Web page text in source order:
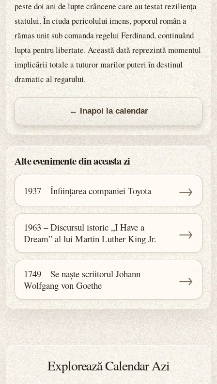
peste doi ani de lupte crâncene care au testat reziliența
statului. În ciuda pericolului imens, poporul român a
rămas unit sub comanda regelui Ferdinand, continuând
lupta pentru libertate. Această dată reprezintă momentul
implicării totale a tuturor marilor puteri în destinul
dramatic al regatului.
← Inapoi la calendar
Alte evenimente din aceasta zi
1937 – Înființarea companiei Toyota →
1963 – Discursul istoric „I Have a
Dream” al lui Martin Luther King Jr.
→
1749 – Se naște scriitorul Johann
Wolfgang von Goethe
→
Explorează Calendar Azi